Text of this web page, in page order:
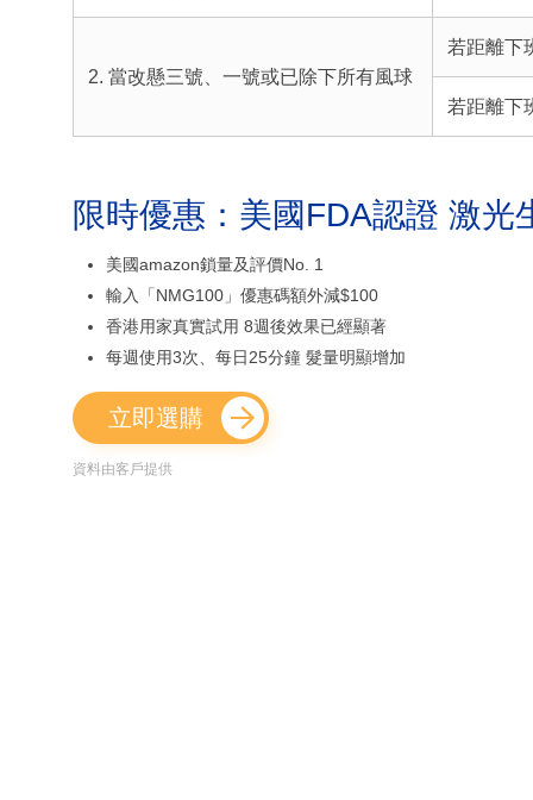
2. 當改懸三號、一號或已除下所有風球
若距離下
若距離下
限時優惠：美國FDA認證 激光
美國amazon鎖量及評價No. 1
輸入「NMG100」優惠碼額外減$100
香港用家真實試用 8週後效果已經顯著
每週使用3次、每日25分鐘 髮量明顯增加
立即選購
資料由客戶提供